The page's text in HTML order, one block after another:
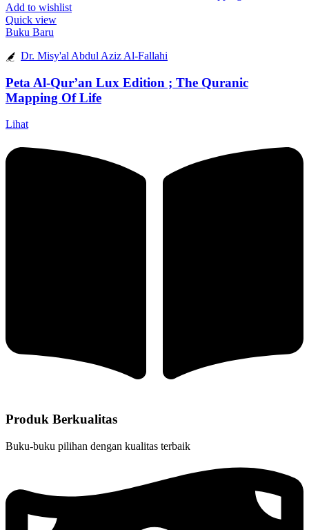
Add to wishlist
Quick view
Buku Baru
Dr. Misy'al Abdul Aziz Al-Fallahi
Peta Al-Qur’an Lux Edition ; The Quranic
Mapping Of Life
Lihat
Produk Berkualitas
Buku-buku pilihan dengan kualitas terbaik